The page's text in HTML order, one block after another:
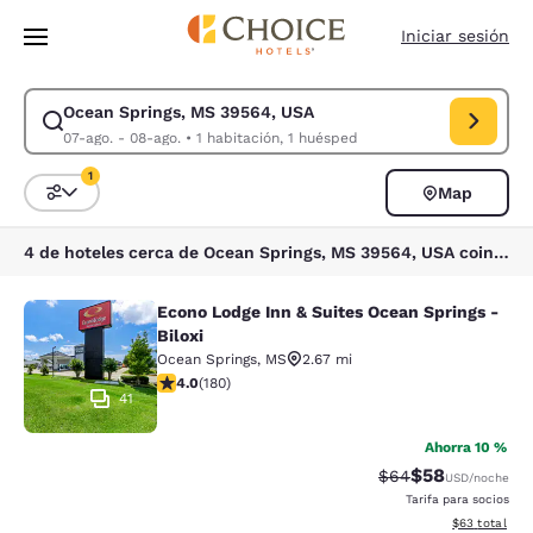
Pasar A Contenido Principal
Iniciar sesión
Ocean Springs, MS 39564, USA
07-ago. - 08-ago.• 1 habitación, 1 huésped
Modificar la búsqueda de Ocean Springs, MS 39564, USA. Fecha de
Ordenar y filtrar
1
Map
4 de hoteles cerca de Ocean Springs, MS 39564, USA coinciden con tus filtros
Econo Lodge Inn & Suites Ocean
41
Econo Lodge Inn & Suites Ocean Springs -
Biloxi
Ocean Springs, MS
2.67 mi
calificación de 4.03 estrellas. Muy bueno. 180 reseñas
4.0(180)
Ahorra 10 %
Precio tachado:
$64Precio con
$58USD/noche
Tarifa para socios
Ver detalles
$63 total